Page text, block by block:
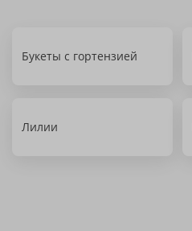
Букеты с гортензией
Лилии